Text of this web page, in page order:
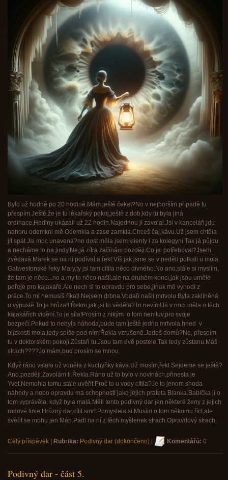
Bylo už hodně po 20 hodině.Mám ještě čekat?No v nejhorším případě tu
přespím.Ještě,že je tu lékařský pokoj,ještě z dob,kdy tu byla jiná
ordinace.Hodiny ukázali už 22 hodin.Najednou jí zavolal.Jsi v kanceláři,jdu
nahoru odemkni mě.Odemkla a zase zamkla.Chceš čaj,kávu.Už jsem chtěla
jít spát.Jsi moc unavená?no dost měla jsem klienty i za kolegyní.Tak já půjdu
a necháme to na jindy.Ne,já zítra začínám později.Co jsi potřeboval?Jsem
zvědavá.Marek se na ní podíval a řekl:Víš jak jsme se v neděli potkali u mola
Galwestonské řeky Mary,ty jsi tam cítila něco divného.No ano,stále si myslím,
že tam je něco...no a my to něco našli,ale na druhém konci,jak jsou umělé
peřeje pro kajakáře.Ale nech si to opravdu pro sebe,jinak mě vyhodí z
práce.To mi nemusíš říkat! Nejsem drbna.Vodaři našli mrtvolu.Byla zaklíněná
u výpustě.To je hrůza!!!Řekni,jak jsi to věděla?To nevím!Já v noci měla o těch
kajakářích vidění.To je síla!Prosím z nikým o tom nemluv,pro svoje
bezpečí.Pokud to nebyla náhoda,bude tam ještě jedna mrtvola,hned v
blízkosti mola,tedy spíše pod ním.Řekla vzrušeně.Jedeš domů?Ne, přespím
tu v doktorském pokoji.Zůstaň tu.Jsou tam dvě postele.Tak tedy zůstanu.Máš
strach????Jo mám,buď prosím se mnou.
Když ráno vstala už voněla z kuchyňky káva.Už musím,řekl.Sejdeme se ještě?
Ano,později.Zavolám ti.Řekla.Ráno už to bylo v novinách,přinesla je
Yvet.Nemohla tomu stále uvěřit.Proč to u vody cítila?Je to jenom shoda
náhody a nebo opravdu má schopnosti jako jejich prateta Blanka.Babička jí o
tom vyprávěla, když byla malá.Měli tento podivný dar jen některé ženy z jejich
rodové linie.Hrůzný dar,cítit smrt.Pomyslela si.Musím o tom někomu říct,ale
svěřit se mohu jen Mári.Padl na ní z těch myšlenek strach.Opravdový strach.
Celý příspěvek Rubrika: Podivný dar (dokončeno) Komentářů: 0
Podivný dar - část 5.